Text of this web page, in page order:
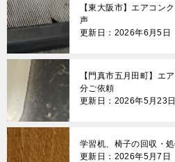
【東大阪市】エアコン
声
更新日：2026年6月5日
【門真市五月田町】エ
分ご依頼
更新日：2026年5月23日
学習机、椅子の回収・
更新日：2026年5月7日